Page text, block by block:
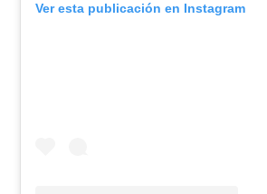
Ver esta publicación en Instagram